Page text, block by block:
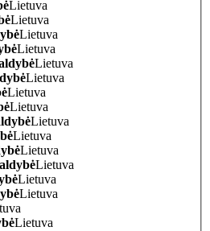
Lietuva
Lietuva
Lietuva
Lietuva
Lietuva
Lietuva
Lietuva
Lietuva
Lietuva
Lietuva
Lietuva
Lietuva
Lietuva
Lietuva
Lietuva